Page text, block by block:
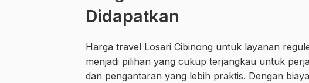
Didapatkan
Harga travel Losari Cibinong untuk layanan
menjadi pilihan yang cukup terjangkau untuk
dan pengantaran yang lebih praktis. Dengan